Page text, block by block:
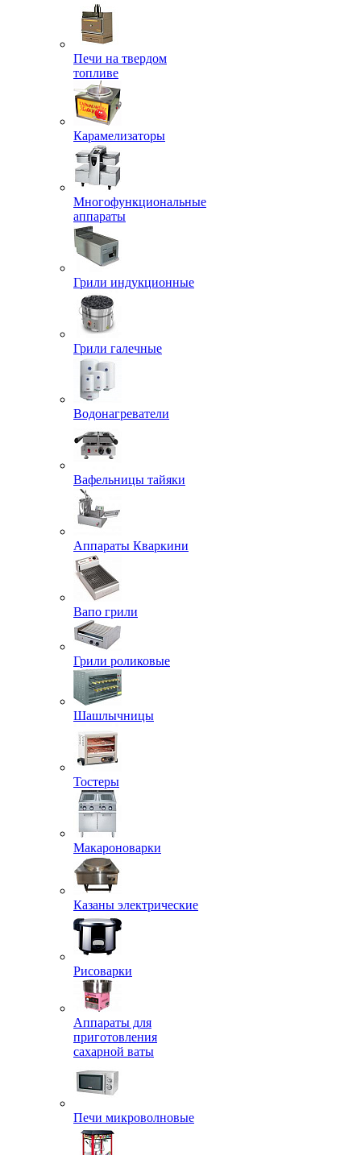
Печи на твердом
топливе
Карамелизаторы
Многофункциональные
аппараты
Грили индукционные
Грили галечные
Водонагреватели
Вафельницы тайяки
Аппараты Кваркини
Вапо грили
Грили роликовые
Шашлычницы
Тостеры
Макароноварки
Казаны электрические
Рисоварки
Аппараты для
приготовления
сахарной ваты
Печи микроволновые